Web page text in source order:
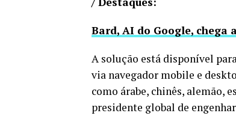
Bard, AI do Google, chega
A solução está disponível
via navegador mobile e
como árabe, chinês, alemão,
presidente global de